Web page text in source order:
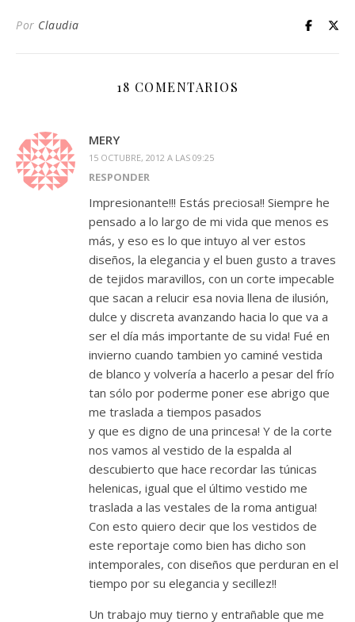
Por Claudia
18 COMENTARIOS
MERY
15 OCTUBRE, 2012 A LAS 09:25
RESPONDER
Impresionante!!! Estás preciosa!! Siempre he
pensado a lo largo de mi vida que menos es
más, y eso es lo que intuyo al ver estos
diseños, la elegancia y el buen gusto a traves
de tejidos maravillos, con un corte impecable
que sacan a relucir esa novia llena de ilusión,
dulce y discreta avanzando hacia lo que va a
ser el día más importante de su vida! Fué en
invierno cuando tambien yo caminé vestida
de blanco y volvería a hacerlo a pesar del frío
tan sólo por poderme poner ese abrigo que
me traslada a tiempos pasados
y que es digno de una princesa! Y de la corte
nos vamos al vestido de la espalda al
descubierto que hace recordar las túnicas
helenicas, igual que el último vestido me
traslada a las vestales de la roma antigua!
Con esto quiero decir que los vestidos de
este reportaje como bien has dicho son
intemporales, con diseños que perduran en el
tiempo por su elegancia y secillez!!
Un trabajo muy tierno y entrañable que me